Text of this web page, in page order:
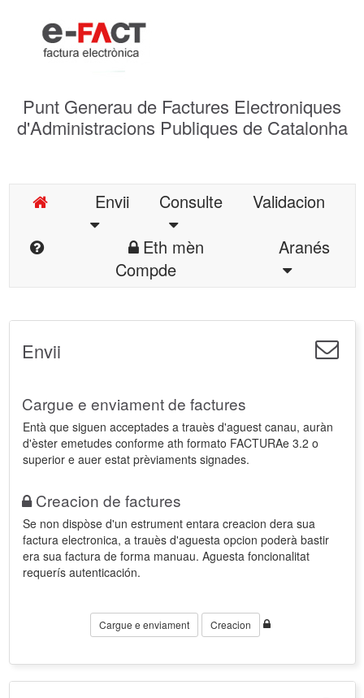
Punt Generau de Factures Electroniques
d'Administracions Publiques de Catalonha
Envii Consulte
Validacion
Eth mèn
Compde
Aranés
Envii
Cargue e enviament de factures
Entà que siguen acceptades a trauès d'aguest canau, auràn
d'èster emetudes conforme ath formato FACTURAe 3.2 o
superior e auer estat prèviaments signades.
Creacion de factures
Se non dispòse d'un estrument entara creacion dera sua
factura electronica, a trauès d'aguesta opcion poderà bastir
era sua factura de forma manuau. Aguesta foncionalitat
requerís autenticación.
Cargue e enviament Creacion